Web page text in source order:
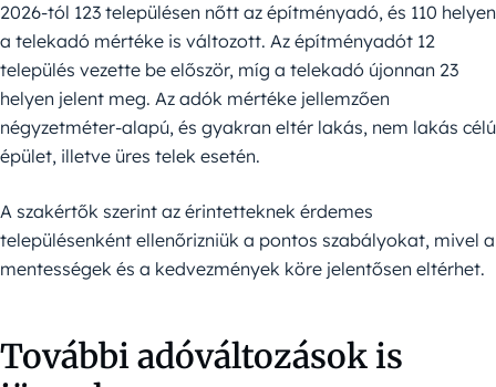
2026-tól 123 településen nőtt az építményadó, és 110 helyen
a telekadó mértéke is változott. Az építményadót 12
település vezette be először, míg a telekadó újonnan 23
helyen jelent meg. Az adók mértéke jellemzően
négyzetméter-alapú, és gyakran eltér lakás, nem lakás célú
épület, illetve üres telek esetén.
A szakértők szerint az érintetteknek érdemes
településenként ellenőrizniük a pontos szabályokat, mivel a
mentességek és a kedvezmények köre jelentősen eltérhet.
További adóváltozások is